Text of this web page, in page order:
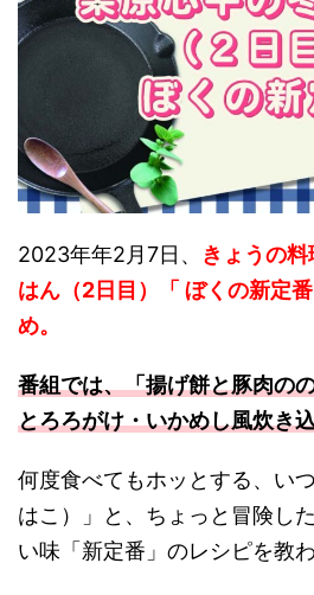
2023年年2月7日、 きょうの
はん（2日目）「 ぼくの新定
め。
番組では、「揚げ餅と豚肉の
とろろがけ・いかめし風炊き
何度食べてもホッとする、い
はこ）」と、ちょっと冒険し
い味「新定番」のレシピを教